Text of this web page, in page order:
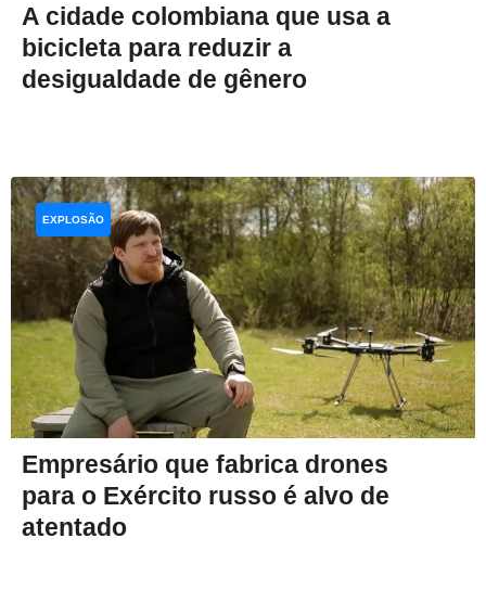
A cidade colombiana que usa a
bicicleta para reduzir a
desigualdade de gênero
Empresário que fabrica drones
para o Exército russo é alvo de
atentado
EXPLOSÃO